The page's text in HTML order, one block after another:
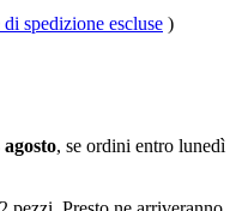
di spedizione escluse )
, se ordini entro lunedì